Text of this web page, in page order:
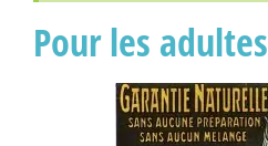
Pour les adultes